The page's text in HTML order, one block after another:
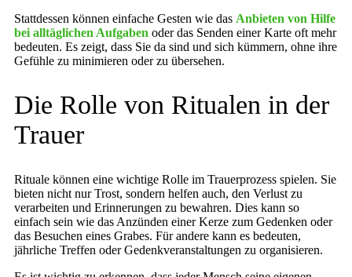
Stattdessen können einfache Gesten wie das Anbieten von Hilfe
bei alltäglichen Aufgaben oder das Senden einer Karte oft mehr
bedeuten. Es zeigt, dass Sie da sind und sich kümmern, ohne ihre
Gefühle zu minimieren oder zu übersehen.
Die Rolle von Ritualen in der
Trauer
Rituale können eine wichtige Rolle im Trauerprozess spielen. Sie
bieten nicht nur Trost, sondern helfen auch, den Verlust zu
verarbeiten und Erinnerungen zu bewahren. Dies kann so
einfach sein wie das Anzünden einer Kerze zum Gedenken oder
das Besuchen eines Grabes. Für andere kann es bedeuten,
jährliche Treffen oder Gedenkveranstaltungen zu organisieren.